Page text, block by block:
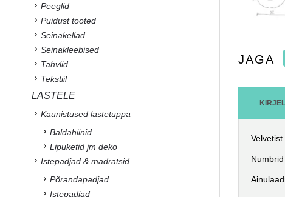
JAGA
Peeglid
Puidust tooted
Seinakellad
Seinakleebised
Tahvlid
Tekstiil
LASTELE
Kaunistused lastetuppa
Baldahiinid
Lipuketid jm deko
Istepadjad & madratsid
Põrandapadjad
Istepadjad